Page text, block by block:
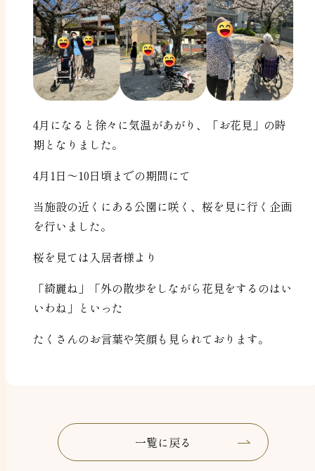
4月になると徐々に気温があがり、「お花見」の時
期となりました。
4月1日～10日頃までの期間にて
当施設の近くにある公園に咲く、桜を見に行く企画
を行いました。
桜を見ては入居者様より
「綺麗ね」「外の散歩をしながら花見をするのはい
いわね」といった
たくさんのお言葉や笑顔も見られております。
一覧に戻る
一覧に戻る